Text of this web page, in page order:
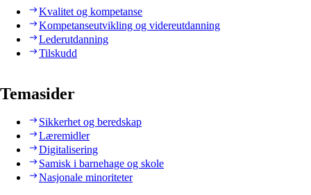
Kvalitet og kompetanse
Kompetanseutvikling og videreutdanning
Lederutdanning
Tilskudd
Temasider
Sikkerhet og beredskap
Læremidler
Digitalisering
Samisk i barnehage og skole
Nasjonale minoriteter